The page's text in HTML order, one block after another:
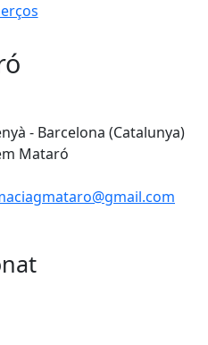
- Barcelona (Catalunya)
Mataró